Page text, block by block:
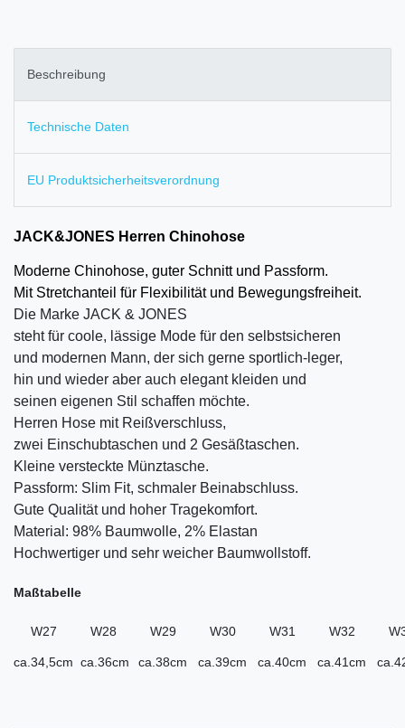
Beschreibung
Technische Daten
EU Produktsicherheitsverordnung
JACK&JONES Herren Chinohose
Moderne Chinohose, guter Schnitt und Passform.
Mit Stretchanteil für Flexibilität und Bewegungsfreiheit.
Die Marke JACK & JONES
steht für coole, lässige Mode für den selbstsicheren
und modernen Mann, der sich gerne sportlich-leger,
hin und wieder aber auch elegant kleiden und
seinen eigenen Stil schaffen möchte.
Herren Hose mit Reißverschluss,
zwei Einschubtaschen und 2 Gesäßtaschen.
Kleine versteckte Münztasche.
Passform: Slim Fit, schmaler Beinabschluss.
Gute Qualität und hoher Tragekomfort.
Material: 98% Baumwolle, 2% Elastan
Hochwertiger und sehr weicher Baumwollstoff.
Maßtabelle
W27 W28 W29 W30 W31 W32
ca.34,5cm ca.36cm ca.38cm ca.39cm ca.40cm ca.41cm